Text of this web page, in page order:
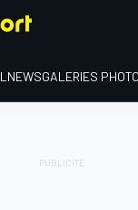
NEWSGALERIES PHOTO